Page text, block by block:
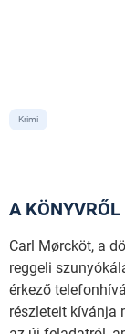
Krimi
A KÖNYVRŐL
Carl Mørcköt, a
reggeli
érkező
részleteit kívánja